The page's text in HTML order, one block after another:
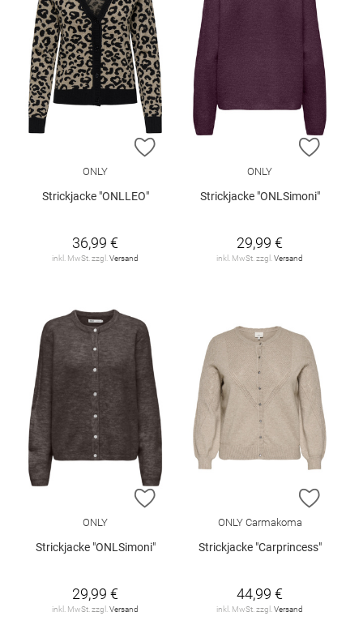
ZUR WUNSCHLISTE HINZUFÜGEN
ONLY
Strickjacke "ONLLEO"
36,99 €
inkl. MwSt. zzgl. Versand
ZUR
ONLY
Strickjacke "ONLSimoni"
29,99 €
inkl. MwSt. zzgl. Versand
ZUR WUNSCHLISTE HINZUFÜGEN
ONLY
Strickjacke "ONLSimoni"
29,99 €
inkl. MwSt. zzgl. Versand
ZUR
ONLY Carmakoma
Strickjacke "Carprincess"
44,99 €
inkl. MwSt. zzgl. Versand